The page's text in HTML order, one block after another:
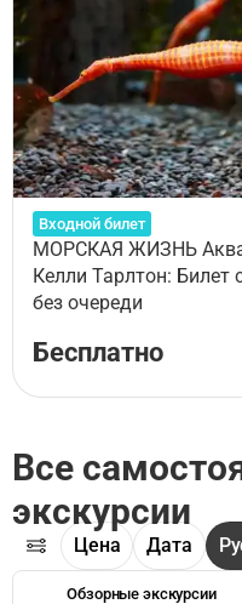
Входной билет
МОРСКАЯ ЖИЗНЬ
Келли Тарлтон: Билет
без очереди
Бесплатно
Все
экскурсии
Цена Дата
Обзорные экскурсии